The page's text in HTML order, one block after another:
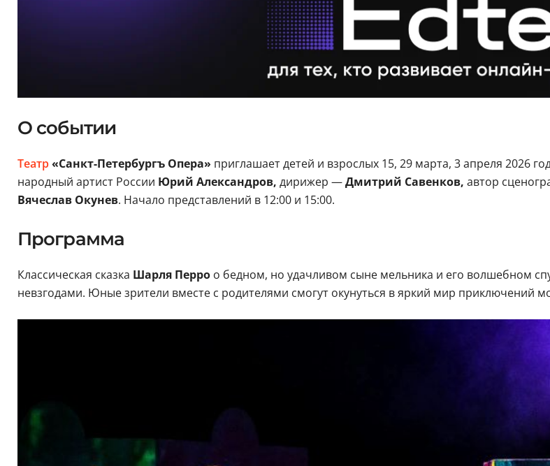
О событии
Театр«Санкт-Петербургъ Опера» приглашает детей и взрослых 15, 29 марта, 3 апреля 2026
народный артист России Юрий Александров, дирижер —Дмитрий Савенков, автор
Вячеслав Окунев. Начало представлений в 12:00 и 15:00.
Программа
Классическая сказка Шарля Перроо бедном, но удачливом сыне мельника и его волшебном
невзгодами. Юные зрители вместе с родителями смогут окунуться в яркий мир приключений